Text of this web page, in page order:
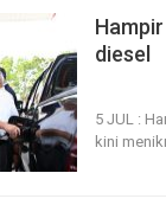
diesel
5 JUL :
kini